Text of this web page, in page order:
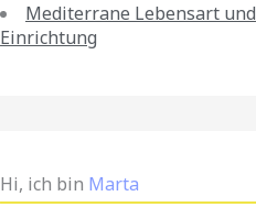
Mediterrane Lebensart und
Einrichtung
Hi, ich bin Marta